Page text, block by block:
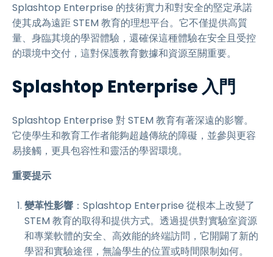
Splashtop Enterprise 的技術實力和對安全的堅定承諾
使其成為遠距 STEM 教育的理想平台。它不僅提供高質
量、身臨其境的學習體驗，還確保這種體驗在安全且受控
的環境中交付，這對保護教育數據和資源至關重要。
Splashtop Enterprise 入門
Splashtop Enterprise 對 STEM 教育有著深遠的影響。
它使學生和教育工作者能夠超越傳統的障礙，並參與更容
易接觸，更具包容性和靈活的學習環境。
重要提示
變革性影響 ：Splashtop Enterprise 從根本上改變了
STEM 教育的取得和提供方式。透過提供對實驗室資源
和專業軟體的安全、高效能的終端訪問，它開闢了新的
學習和實驗途徑，無論學生的位置或時間限制如何。